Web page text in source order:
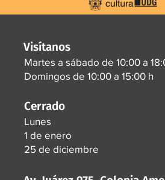
Visítanos
Martes a sábado de 10:00 a
Domingos de 10:00 a 15:00 h
Cerrado
Lunes
1 de enero
25 de diciembre